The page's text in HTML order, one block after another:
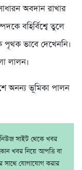
অবদান রাখার
বহির্বিশ্বে তুলে
পৃথক ভাবে দেখেননি।
লালন।
অনন্য ভূমিকা পালন
নিউজ সাইট থেকে খবর
খবর নিয়ে আপত্তি বা
সাথে যোগাযোগ করার